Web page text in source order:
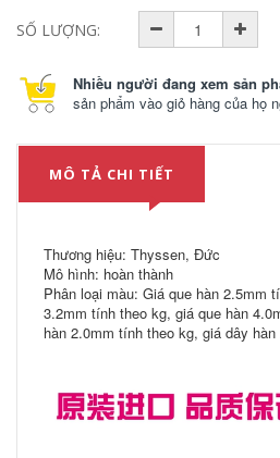
SỐ LƯỢNG:
Nhiều người đang xem sản
sản phẩm vào giỏ hàng của họ
MÔ TẢ CHI TIẾT
Thương hiệu: Thyssen, Đức
Mô hình: hoàn thành
Phân loại màu: Giá que hàn 2.5mm
3.2mm tính theo kg, giá que hàn
hàn 2.0mm tính theo kg, giá dây